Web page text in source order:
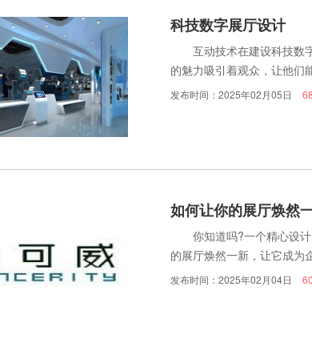
科技数字展厅设计
互动技术在建设科技数字
的魅力吸引着观众，让他们
厅的三大特点：
发布时间：2025年02月05日
如何让你的展厅焕然
你知道吗?一个精心设计
的展厅焕然一新，让它成为
发布时间：2025年02月04日